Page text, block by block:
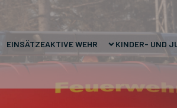
EINSÄTZEAKTIVE WEHR KINDER- UND